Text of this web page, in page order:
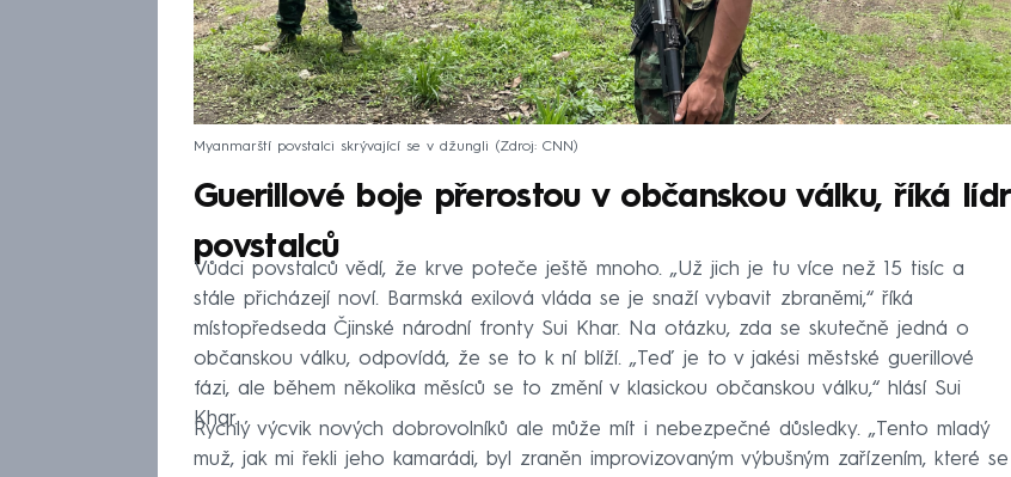
Myanmarští povstalci skrývající se v džungli Zdroj: CNN
Guerillové boje přerostou v občanskou válku, říká lídr
povstalců
Vůdci povstalců vědí, že krve poteče ještě mnoho. „Už jich je tu více než 15 tisíc a
stále přicházejí noví. Barmská exilová vláda se je snaží vybavit zbraněmi,“ říká
místopředseda Čjinské národní fronty Sui Khar. Na otázku, zda se skutečně jedná o
občanskou válku, odpovídá, že se to k ní blíží. „Teď je to v jakési městské guerillové
fázi, ale během několika měsíců se to změní v klasickou občanskou válku,“ hlásí Sui
Khar.
Rychlý výcvik nových dobrovolníků ale může mít i nebezpečné důsledky. „Tento mladý
muž, jak mi řekli jeho kamarádi, byl zraněn improvizovaným výbušným zařízením, které se